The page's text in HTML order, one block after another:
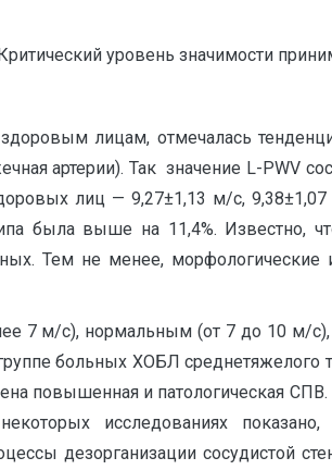
уровень значимости
лицам, отмечалась
артерии). Так значение L-PWV
лиц — 9,27±1,13 м/с,
была выше на 11,4%. Известно,
Тем не менее,
7 м/с), нормальным (от 7 до 10 м/
больных ХОБЛ среднетяжелого
повышенная и патологическая СПВ.
исследованиях
дезорганизации сосудистой